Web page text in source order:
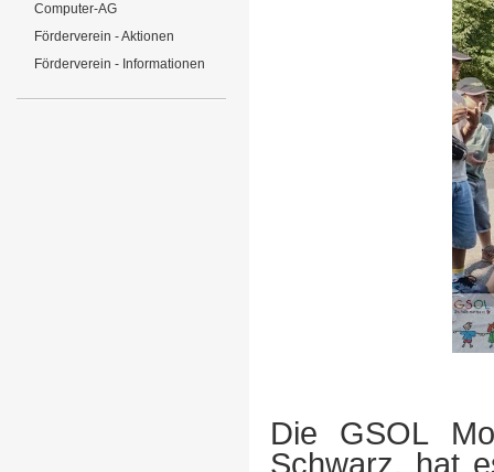
Die GSOL
Schwarz, hat
Computer-AG
Förderverein - Aktionen
Förderverein - Informationen